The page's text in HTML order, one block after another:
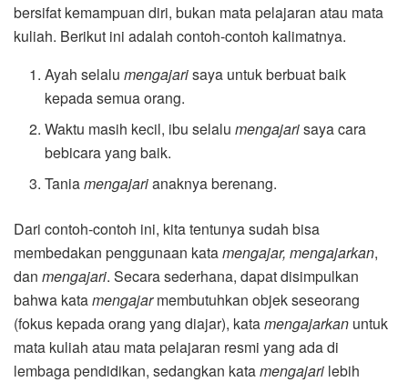
bersifat kemampuan diri, bukan mata pelajaran atau mata
kuliah. Berikut ini adalah contoh-contoh kalimatnya.
Ayah selalumengajarisaya untuk berbuat baik
kepada semua orang.
Waktu masih kecil, ibu selalumengajarisaya cara
bebicara yang baik.
Taniamengajarianaknya berenang.
Dari contoh-contoh ini, kita tentunya sudah bisa
membedakan penggunaan katamengajar, mengajarkan,
dan mengajari. Secara sederhana, dapat disimpulkan
bahwa katamengajarmembutuhkan objek seseorang
(fokus kepada orang yang diajar), katamengajarkan untuk
mata kuliah atau mata pelajaran resmi yang ada di
lembaga pendidikan, sedangkan katamengajari lebih